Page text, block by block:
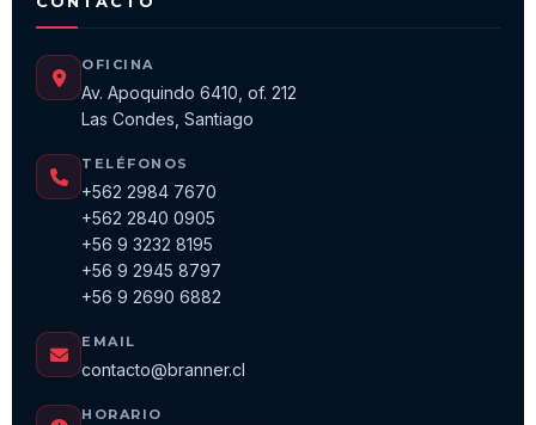
OFICINA
Av. Apoquindo 6410, of. 212
Las Condes, Santiago
TELÉFONOS
+562 2984 7670
+562 2840 0905
+56 9 3232 8195
+56 9 2945 8797
+56 9 2690 6882
EMAIL
contacto@branner.cl
HORARIO